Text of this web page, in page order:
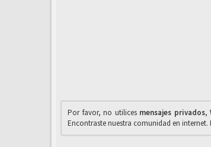
Por favor, no utilices mensajes privados,
Encontraste nuestra comunidad en